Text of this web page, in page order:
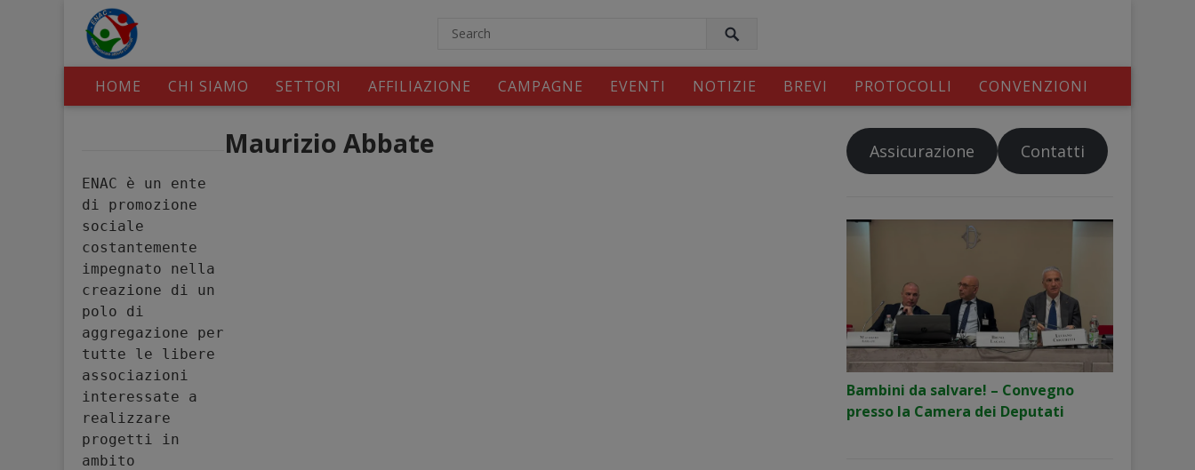
HOME CHI SIAMO SETTORI AFFILIAZIONE CAMPAGNE EVENTI NOTIZIE BREVI PROTOCOLLI CONVENZIONI
ENAC è un ente
di promozione
sociale
costantemente
impegnato nella
creazione di un
polo di
aggregazione per
tutte le libere
associazioni
interessate a
realizzare
progetti in
ambito
Maurizio Abbate Assicurazione Contatti
Bambini da salvare! – Convegno
presso la Camera dei Deputati